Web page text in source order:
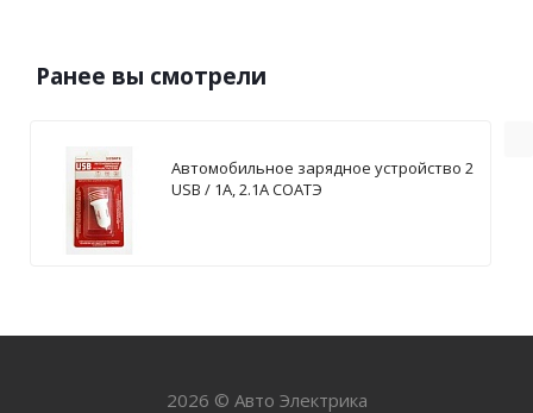
Ранее вы смотрели
Автомобильное зарядное устройство 2
USB / 1А, 2.1А СОАТЭ
2026 © Авто Электрика